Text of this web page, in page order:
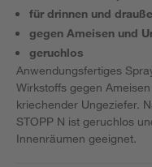
für drinnen und
gegen Ameisen und
geruchlos
Anwendungsfertiges
Wirkstoffs gegen
kriechender Ungeziefer.
STOPP N ist geruchlos
Innenräumen geeignet.